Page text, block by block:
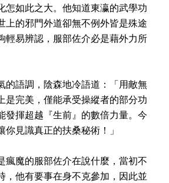
怎如此之大。他知道東瀛的武學功
上的邪門外道卻無不例外皆是殊途
輕易辨認，服部佐介必是藉外力所
的語調，陰森地冷語道：「用敵無
是完美，僅能承受操縱者的部分功
發揮超越『生前』的數倍力量。今
你見識真正的扶桑秘術！」
瘋魔的服部佐介在說什麼，當初不
，他有要事在身不克參加，因此並